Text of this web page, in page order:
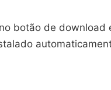
botão de download